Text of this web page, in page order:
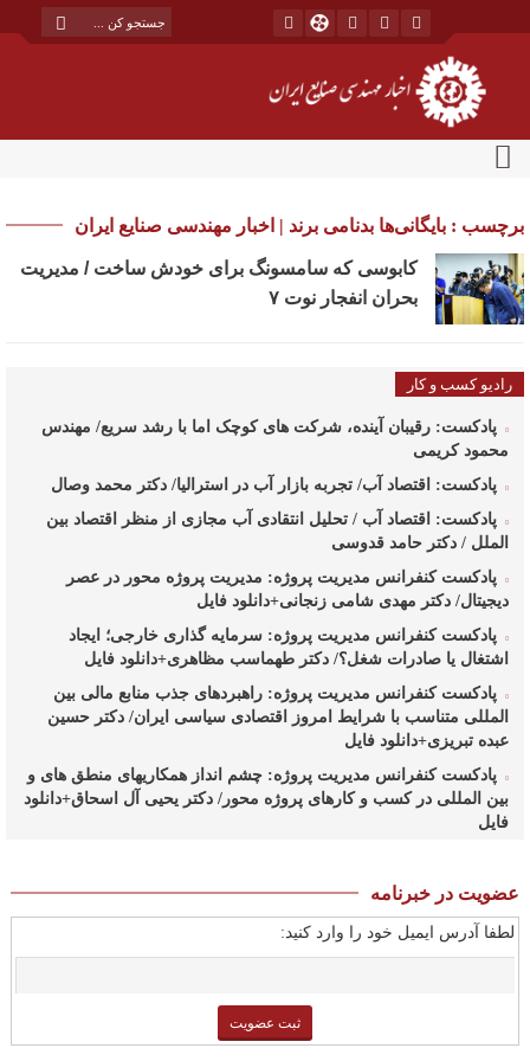
برچسب : بایگانی‌ها بدنامی برند | اخبار مهندسی صنایع ایران
کابوسی که سامسونگ برای خودش ساخت / مدیریت
بحران انفجار نوت ۷
رادیو کسب و کار
پادکست: رقیبان آینده، شرکت های کوچک اما با رشد سریع/ مهندس
محمود کریمی
پادکست: اقتصاد آب/ تجربه بازار آب در استرالیا/ دکتر محمد وصال
پادکست: اقتصاد آب / تحلیل انتقادی آب مجازی از منظر اقتصاد بین
الملل / دکتر حامد قدوسی
پادکست کنفرانس مدیریت پروژه: مدیریت پروژه محور در عصر
دیجیتال/ دکتر مهدی شامی زنجانی+دانلود فایل
پادکست کنفرانس مدیریت پروژه: سرمایه گذاری خارجی؛ ایجاد
اشتغال یا صادرات شغل؟/ دکتر طهماسب مظاهری+دانلود فایل
پادکست کنفرانس مدیریت پروژه: راهبردهای جذب منابع مالی بین
المللی متناسب با شرایط امروز اقتصادی سیاسی ایران/ دکتر حسین
عبده تبریزی+دانلود فایل
پادکست کنفرانس مدیریت پروژه: چشم انداز همکاریهای منطق های و
بین المللی در کسب و کارهای پروژه محور/ دکتر یحیی آل اسحاق+دانلود
فایل
مدیریت طرحهای بالادستی صنعت نفت/ مهندس حبیب الله
بیطرف+دانلود فایل
پادکست کنفرانس مدیریت پروژه: حکمرانی در کسب و کارهای پروژه
محور/ دکتر محمد صبحیه+دانلود فایل
شایستگیهای کلیدی در فرایند استراتژی/ دکتر محمد ابویی اردکان+دانلود
فایل صوتی
عضویت در خبرنامه
لطفا آدرس ایمیل خود را وارد کنید: